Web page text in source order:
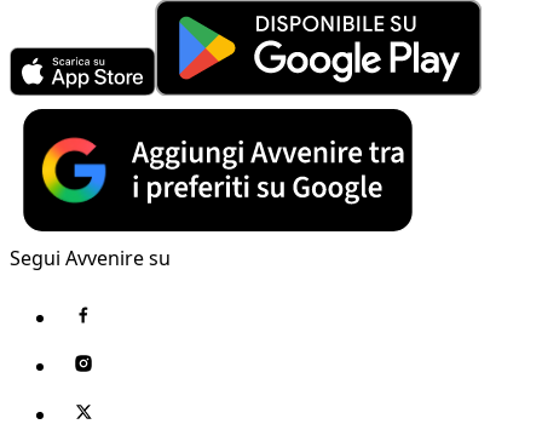
Segui Avvenire su